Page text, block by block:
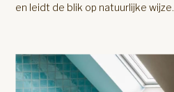
en leidt de blik op natuurlijke wijze.